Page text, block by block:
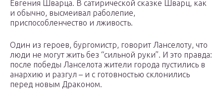
Евгения Шварца. В сатирической сказке Шварц, как
и обычно, высмеивал раболепие,
приспособленчество и лживость.
Один из героев, бургомистр, говорит Ланселоту, что
люди не могут жить без “сильной руки”. И это правда:
после победы Ланселота жители города пустились в
анархию и разгул – и с готовностью склонились
перед новым Драконом.